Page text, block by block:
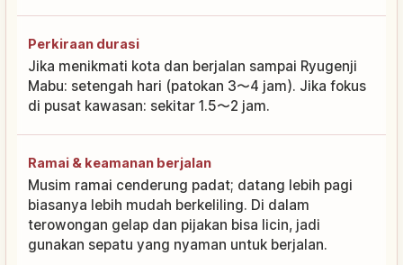
Perkiraan durasi
Jika menikmati kota dan berjalan sampai Ryugenji
Mabu: setengah hari (patokan 3〜4 jam). Jika fokus
di pusat kawasan: sekitar 1.5〜2 jam.
Ramai & keamanan berjalan
Musim ramai cenderung padat; datang lebih pagi
biasanya lebih mudah berkeliling. Di dalam
terowongan gelap dan pijakan bisa licin, jadi
gunakan sepatu yang nyaman untuk berjalan.